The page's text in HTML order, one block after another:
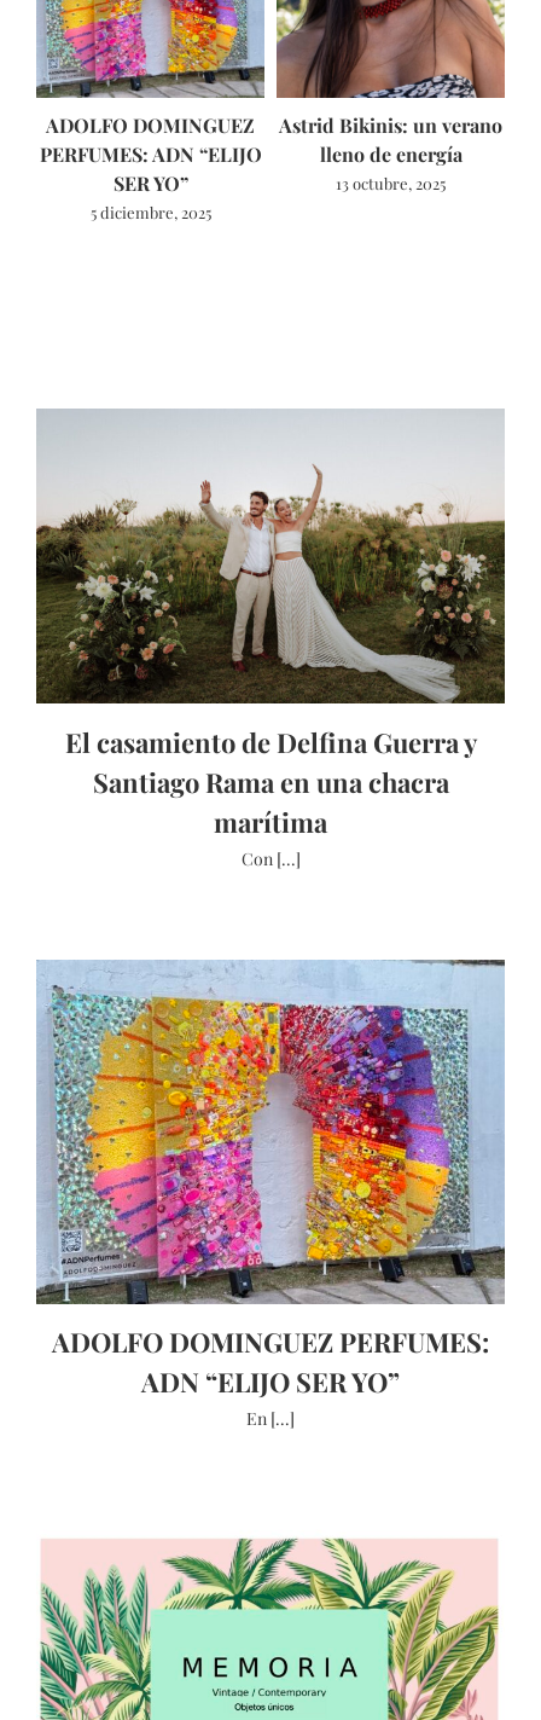
ADOLFO DOMINGUEZ
PERFUMES: ADN “ELIJO
SER YO”
5 diciembre, 2025
Astrid Bikinis: un verano
lleno de energía
13 octubre, 2025
El casamiento de Delfina Guerra y
Santiago Rama en una chacra
marítima
Con [...]
ADOLFO DOMINGUEZ PERFUMES:
ADN “ELIJO SER YO”
En [...]